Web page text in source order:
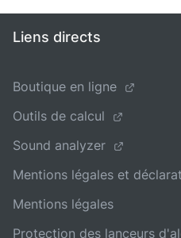
Liens directs
Boutique en ligne
Outils de calcul
Sound analyzer
Mentions légales et
Mentions légales
Protection des lanceurs